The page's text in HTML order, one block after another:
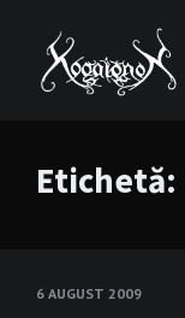
Etichetă:
6 AUGUST 2009